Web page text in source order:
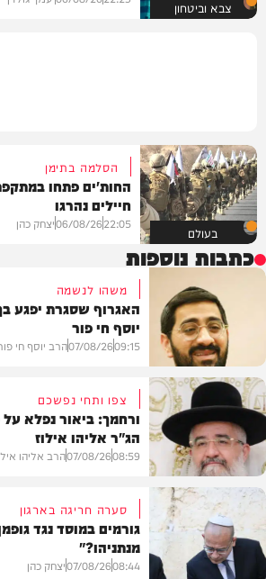
צבא וביטחון
בעולם
הסלמה בתימן
החות'ים פתחו
חיילים נהרגו
22:05
06/08/26יצחק כהן
כתבות נוספות
וידאו
משהו לנשמה
האגרוף שסגרת יפגע
יוסף חי פור
09:15
07/08/26הרב יוסף חי
וידאו
צפו ותחי נפשכם
ורחמך: ביאור נפלא
הג"ר אליהו אילוז
08:59
07/08/26הרב אליהו
סערה חריגה בארגון
גורמים במוסד נגד
מנתניהו?"
08:44
07/08/26יצחק כהן